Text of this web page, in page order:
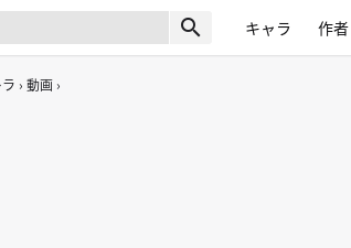
search キャラ 作者
動画